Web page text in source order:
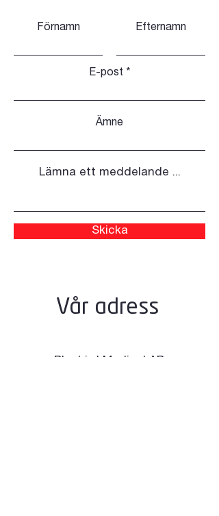
Förnamn Efternamn
E-post
Ämne
Lämna ett meddelande ...
Skicka
Vår adress